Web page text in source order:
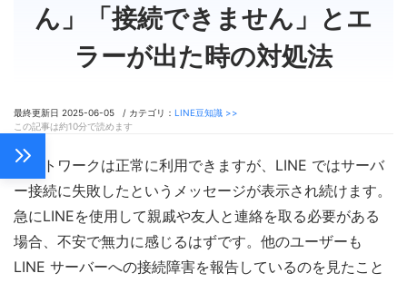
ん」「接続できません」とエ
ラーが出た時の対処法
最終更新日 2025-06-05 / カテゴリ： LINE豆知識 >>
この記事は約10分で読めます
ネットワークは正常に利用できますが、LINE ではサーバ
ー接続に失敗したというメッセージが表示され続けます。
急にLINEを使用して親戚や友人と連絡を取る必要がある
場合、不安で無力に感じるはずです。他のユーザーも
LINE サーバーへの接続障害を報告しているのを見たこと